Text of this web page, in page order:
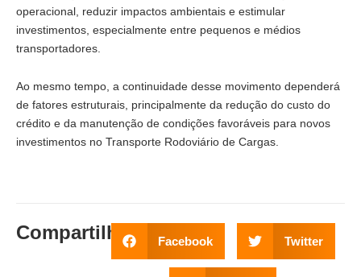
operacional, reduzir impactos ambientais e estimular
investimentos, especialmente entre pequenos e médios
transportadores.
Ao mesmo tempo, a continuidade desse movimento dependerá
de fatores estruturais, principalmente da redução do custo do
crédito e da manutenção de condições favoráveis para novos
investimentos no Transporte Rodoviário de Cargas.
Compartilhe: Facebook Twitter